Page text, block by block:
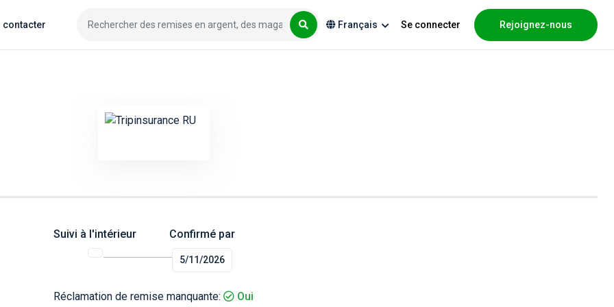
contacter Français Se connecter Rejoignez-nous
Suivi à l'intérieur Confirmé par
5/11/2026
Réclamation de remise manquante: Oui